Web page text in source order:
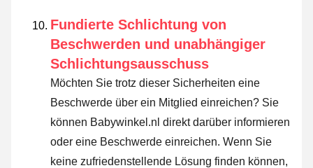
Fundierte Schlichtung von
Beschwerden und unabhängiger
Schlichtungsausschuss
Möchten Sie trotz dieser Sicherheiten eine
Beschwerde über ein Mitglied einreichen? Sie
können Babywinkel.nl direkt darüber informieren
oder eine Beschwerde einreichen. Wenn Sie
keine zufriedenstellende Lösung finden können,